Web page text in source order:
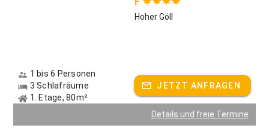
Hoher Göll
1 bis 6 Personen
3 Schlafräume
1. Etage, 80m²
JETZT ANFRAGEN
Details und freie Termine